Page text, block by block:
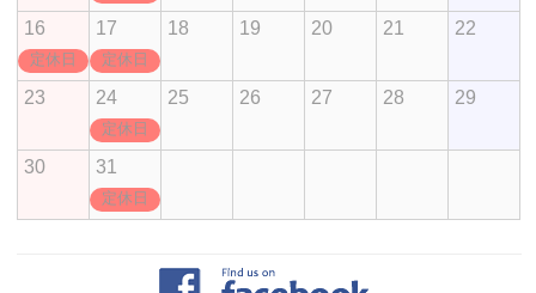
16
定休日
17
定休日
18 19 20 21 22
23 24
定休日
25 26 27 28 29
30 31
定休日